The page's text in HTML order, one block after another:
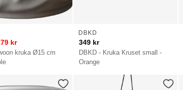
kruka Ø15 cm
kr
DBKD - Kruka Kruset small -
Orange
DBKD
349 kr